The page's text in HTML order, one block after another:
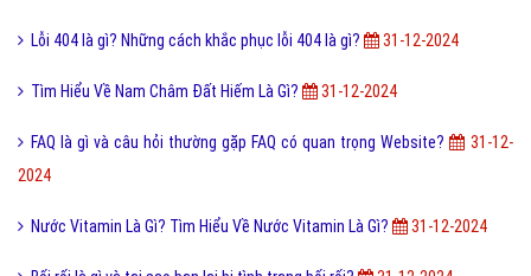
Lỗi 404 là gì? Những cách khắc phục lỗi 404 là gì? 31-12-2024
Tìm Hiểu Về Nam Châm Đất Hiếm Là Gì? 31-12-2024
FAQ là gì và câu hỏi thường gặp FAQ có quan trọng Website?
31-12-
2024
Nước Vitamin Là Gì? Tìm Hiểu Về Nước Vitamin Là Gì? 31-12-2024